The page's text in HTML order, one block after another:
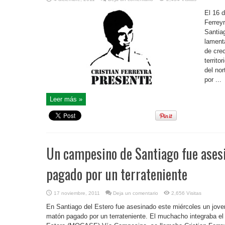
El 16
de
del
por ...
Leer más »
Un campesino de Santiago fue
pagado por un terrateniente
17 noviembre, 2011 Deja un comentario 2,656 Visitas
En Santiago del Estero fue asesinado este miércoles un
matón pagado por un terrateniente. El muchacho integraba